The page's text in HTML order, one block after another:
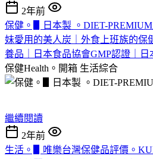
2年前
保健。▋日本製 。DIET-
妹愛用的美人炭｜外食上班族的保
養品｜日本食品協會GMP認證｜日
保健Health。開箱 生活綜合
繼續閱讀
2年前
生活。▋唯樂台灣保健品評價。